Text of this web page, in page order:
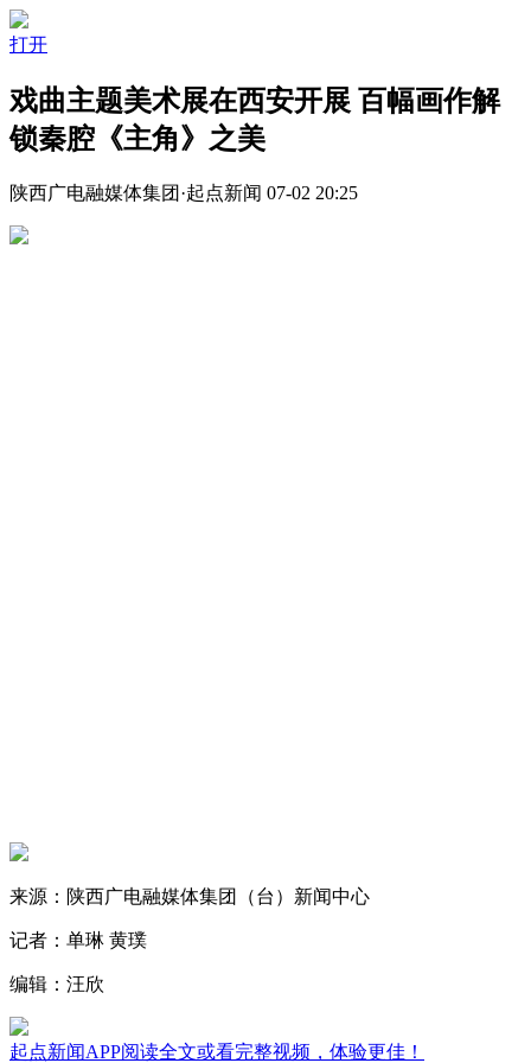
打开
戏曲主题美术展在西安开展 百幅画作解
锁秦腔《主角》之美
陕西广电融媒体集团·起点新闻 07-02 20:25
来源：陕西广电融媒体集团（台）新闻中心
记者：单琳 黄璞
编辑：汪欣
起点新闻APP阅读全文或看完整视频，体验更佳！